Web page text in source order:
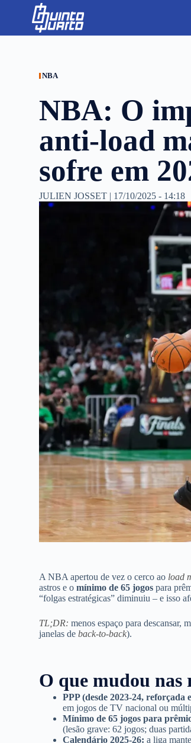
p
NBA
NBA: O
anti-load
sofre em
JULIEN JOSSET | 17/10/2025 - 14:18
A NBA apertou de vez o cerco ao load
astros e omínimo de 65 jogos para
“folgas estratégicas” diminuiu – e isso
TL;DR: menos espaço para descansar,
janelas deback-to-back).
O que mudou nas
PPP (desde 2023-24, reforçada
em jogos de TV nacional ou
Mínimo de 65 jogos para
(lesão grave: 62 jogos; duas
Calendário 2025-26: a liga